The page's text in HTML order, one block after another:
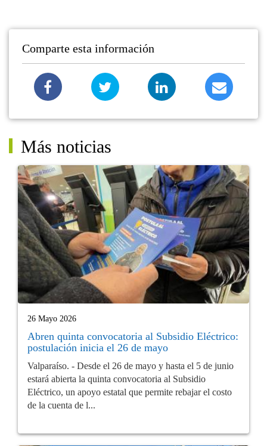
Comparte esta información
Más noticias
26 Mayo 2026
Abren quinta convocatoria al Subsidio Eléctrico:
postulación inicia el 26 de mayo
Valparaíso. - Desde el 26 de mayo y hasta el 5 de junio
estará abierta la quinta convocatoria al Subsidio
Eléctrico, un apoyo estatal que permite rebajar el costo
de la cuenta de l...